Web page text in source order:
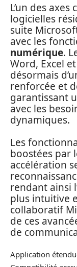
L’un des
logicielles
suite
avec les
numérique.
Word, Excel
désormais
renforcée et
garantissant
avec les
dynamiques.
Les
boostées par
accélération
rendant ainsi
plus intuitive
collaboratif
de ces
de
Application